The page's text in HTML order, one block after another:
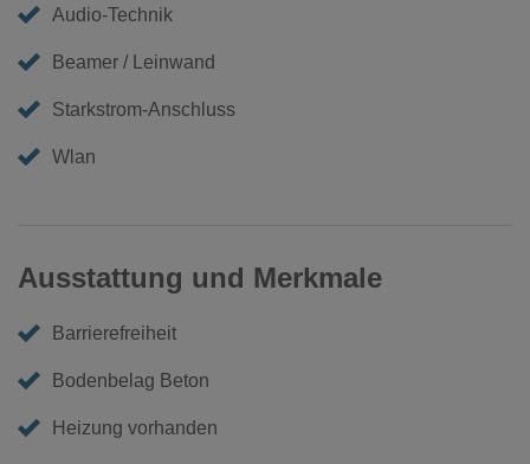
Audio-Technik
Beamer / Leinwand
Starkstrom-Anschluss
Wlan
Ausstattung und Merkmale
Barrierefreiheit
Bodenbelag Beton
Heizung vorhanden